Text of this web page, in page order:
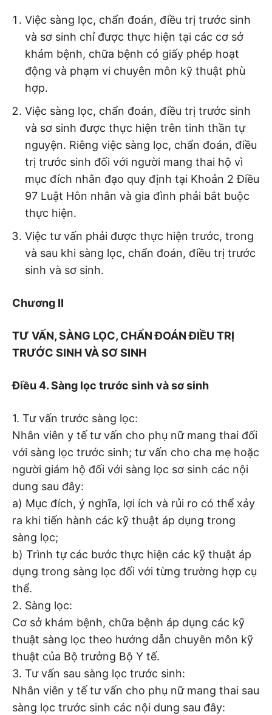
Việc sàng lọc, chẩn đoán, điều trị trước sinh
và sơ sinh chỉ được thực hiện tại các cơ sở
khám bệnh, chữa bệnh có giấy phép hoạt
động và phạm vi chuyên môn kỹ thuật phù
hợp.
Việc sàng lọc, chẩn đoán, điều trị trước sinh
và sơ sinh được thực hiện trên tinh thần tự
nguyện. Riêng việc sàng lọc, chẩn đoán, điều
trị trước sinh đối với người mang thai hộ vì
mục đích nhân đạo quy định tại Khoản 2 Điều
97 Luật Hôn nhân và gia đình phải bắt buộc
thực hiện.
Việc tư vấn phải được thực hiện trước, trong
và sau khi sàng lọc, chẩn đoán, điều trị trước
sinh và sơ sinh.
Chương II
TƯ VẤN, SÀNG LỌC, CHẨN ĐOÁN ĐIỀU TRỊ
TRƯỚC SINH VÀ SƠ SINH
Điều 4. Sàng lọc trước sinh và sơ sinh
1. Tư vấn trước sàng lọc:
Nhân viên y tế tư vấn cho phụ nữ mang thai đối
với sàng lọc trước sinh; tư vấn cho cha mẹ hoặc
người giám hộ đối với sàng lọc sơ sinh các nội
dung sau đây:
a) Mục đích, ý nghĩa, lợi ích và rủi ro có thể xảy
ra khi tiến hành các kỹ thuật áp dụng trong
sàng lọc;
b) Trình tự các bước thực hiện các kỹ thuật áp
dụng trong sàng lọc đối với từng trường hợp cụ
thể.
2. Sàng lọc:
Cơ sở khám bệnh, chữa bệnh áp dụng các kỹ
thuật sàng lọc theo hướng dẫn chuyên môn kỹ
thuật của Bộ trưởng Bộ Y tế.
3. Tư vấn sau sàng lọc trước sinh:
Nhân viên y tế tư vấn cho phụ nữ mang thai sau
sàng lọc trước sinh các nội dung sau đây: